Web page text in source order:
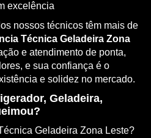
excelência
nossos técnicos têm mais de
Técnica Geladeira Zona
e atendimento de ponta,
e sua confiança é o
e solidez no mercado.
Geladeira,
Geladeira Zona Leste?